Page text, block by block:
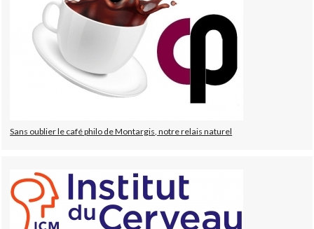
Sans oublier le café philo de Montargis, notre relais naturel